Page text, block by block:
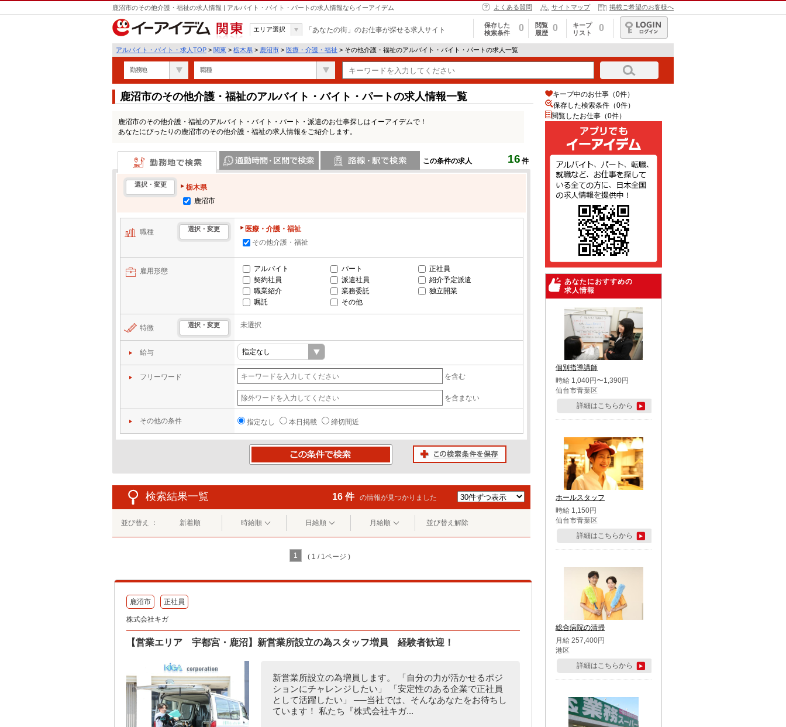
鹿沼市のその他介護・福祉の求人情報 | アルバイト・バイト・パートの求人情報ならイーアイデム よくある質問 サイトマップ 掲載ご希望のお客様へ
関東
エリア選択 「あなたの街」のお仕事が探せる求人サイト
保存した
検索条件
0
閲覧
履歴
0
キープ
リスト
0
ログイン
アルバイト・バイト・求人TOP > 関東 > 栃木県 > 鹿沼市 > 医療・介護・福祉 > その他介護・福祉のアルバイト・バイト・パートの求人一覧
勤務地 職種
鹿沼市のその他介護・福祉のアルバイト・バイト・パートの求人情報一覧
鹿沼市のその他介護・福祉のアルバイト・バイト・パート・派遣のお仕事探しはイーアイデムで！
あなたにぴったりの鹿沼市のその他介護・福祉の求人情報をご紹介します。
この条件の求人 16 件
勤務地で検索
選択・変更
栃木県
鹿沼市
職種 選択・変更
医療・介護・福祉
その他介護・福祉
雇用形態 アルバイト パート
正社員
契約社員
派遣社員
紹介予定派遣
職業紹介
業務委託
独立開業
嘱託
その他
特徴 選択・変更 未選択
給与
フリーワード を含む
を含まない
その他の条件 指定なし 本日掲載 締切間近
検索結果一覧 16 件 の情報が見つかりました
並び替え ： 新着順 時給順 日給順 月給順 並び替え解除
1 ( 1 / 1ページ )
鹿沼市 正社員
株式会社キガ
【営業エリア 宇都宮・鹿沼】新営業所設立の為スタッフ増員 経験者歓迎！
新営業所設立の為増員します。 「自分の力が活かせるポジ
ションにチャレンジしたい」 「安定性のある企業で正社員
として活躍したい」 ──当社では、そんなあなたをお待ちし
ています！ 私たち『株式会社キガ...
キープ中のお仕事（0件）
保存した検索条件（0件）
閲覧したお仕事（0件）
あなたにおすすめの
求人情報
個別指導講師
時給 1,040円〜1,390円
仙台市青葉区
詳細はこちらから
ホールスタッフ
時給 1,150円
仙台市青葉区
詳細はこちらから
総合病院の清掃
月給 257,400円
港区
詳細はこちらから